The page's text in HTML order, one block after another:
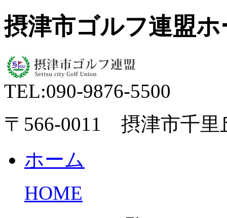
摂津市ゴルフ連盟
TEL:090-9876-5500
〒566-0011 摂津市千里
ホーム
HOME